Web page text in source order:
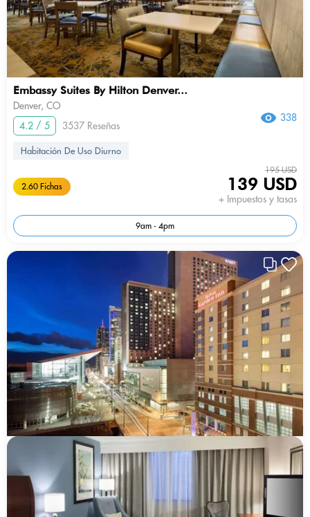
Embassy Suites By Hilton Denver...
Denver, CO
4.2 / 5
3537 Reseñas
338
Habitación De Uso Diurno
2.60 Fichas
195 USD
139 USD
+ Impuestos y tasas
9am - 4pm